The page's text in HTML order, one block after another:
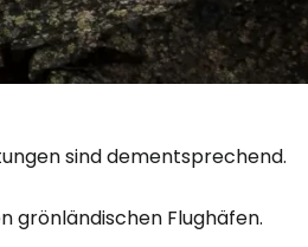
sind dementsprechend.
grönländischen Flughäfen.
Cestee